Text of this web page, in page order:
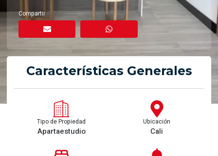
Compartir
Características Generales
Tipo de Propiedad
Apartaestudio
Ubicación
Cali